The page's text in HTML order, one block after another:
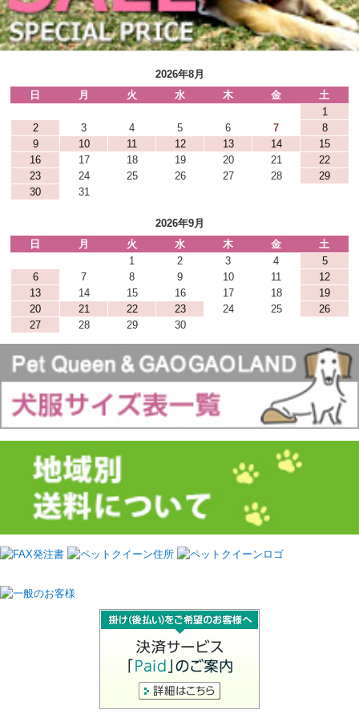
2026年8月
日
月 火 水 木 金
土
1
2
3 4 5 6 7
8
9
10 11 12 13 14
15
16
17 18 19 20 21
22
23
24 25 26 27 28
29
30
31
2026年9月
日
月 火 水 木 金
土
1
2 3 4
5
6
7 8 9 10 11
12
13
14 15 16 17 18
19
20
21 22 23 24 25
26
27
28 29 30